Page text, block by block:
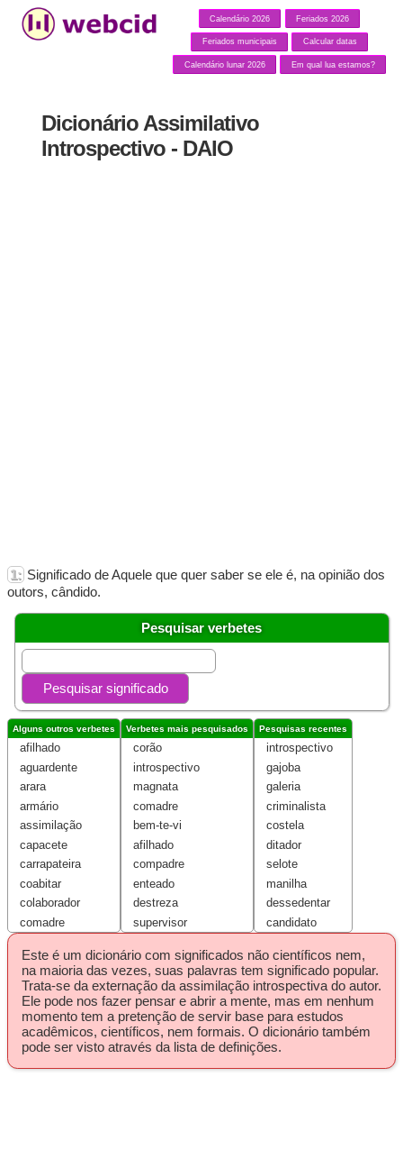
Calendário 2026 Feriados 2026
Feriados municipais Calcular datas
Calendário lunar 2026 Em qual lua estamos?
Dicionário Assimilativo
Introspectivo - DAIO
1:Significado de Aquele que quer saber se ele é, na opinião dos
outors, cândido.
Pesquisar verbetes
Alguns outros verbetes
afilhado
aguardente
arara
armário
assimilação
capacete
carrapateira
coabitar
colaborador
comadre
Verbetes mais pesquisados
corão
introspectivo
magnata
comadre
bem-te-vi
afilhado
compadre
enteado
destreza
supervisor
Pesquisas recentes
introspectivo
gajoba
galeria
criminalista
costela
ditador
selote
manilha
dessedentar
candidato
Este é um dicionário com significados não científicos nem,
na maioria das vezes, suas palavras tem significado popular.
Trata-se da externação da assimilação introspectiva do autor.
Ele pode nos fazer pensar e abrir a mente, mas em nenhum
momento tem a pretenção de servir base para estudos
acadêmicos, científicos, nem formais. O dicionário também
pode ser visto através da lista de definições.